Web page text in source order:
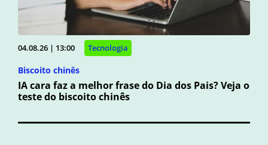
04.08.26 | 13:00 Tecnologia
Biscoito chinês
IA cara faz a melhor frase do Dia dos Pais? Veja o
teste do biscoito chinês